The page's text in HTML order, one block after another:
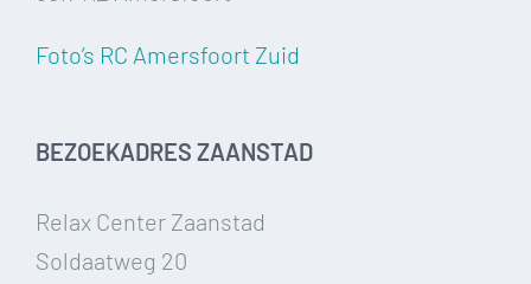
Foto’s RC Amersfoort Zuid
BEZOEKADRES ZAANSTAD
Relax Center Zaanstad
Soldaatweg 20